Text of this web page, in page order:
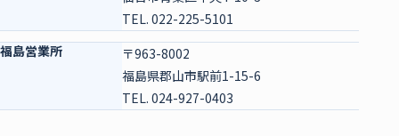
TEL. 022-225-5101
福島営業所
〒963-8002
福島県郡山市駅前1-15-6
TEL. 024-927-0403